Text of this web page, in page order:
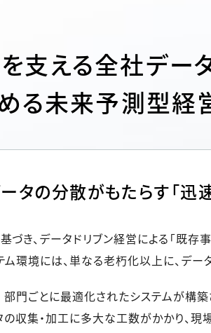
研究開発拠点
研究実績
イニシアチブ・外部評価
社会貢献活動
支える全社デー
る未来予測型
タの分散がもたらす「迅
き、データドリブン経営による「既存
環境には、単なる老朽化以上に、デー
: 部門ごとに最適化されたシステムが構
収集・加工に多大な工数がかかり、